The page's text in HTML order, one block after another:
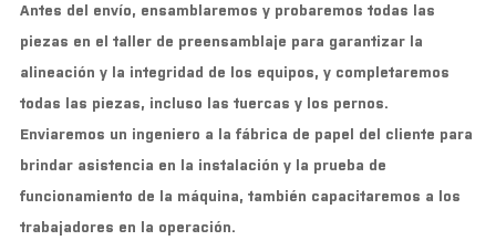
Antes del envío, ensamblaremos y probaremos todas las
piezas en el taller de preensamblaje para garantizar la
alineación y la integridad de los equipos, y completaremos
todas las piezas, incluso las tuercas y los pernos.
Enviaremos un ingeniero a la fábrica de papel del cliente para
brindar asistencia en la instalación y la prueba de
funcionamiento de la máquina, también capacitaremos a los
trabajadores en la operación.